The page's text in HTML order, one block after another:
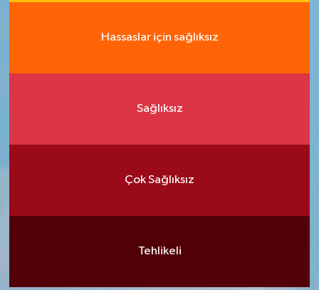
Hassaslar için sağlıksız
Sağlıksız
Çok Sağlıksız
Tehlikeli